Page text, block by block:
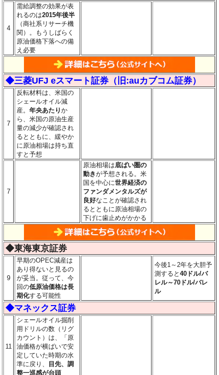
4
需給調整の効果が表
れるのは2015年後半
（商社系リサーチ機
関）。もうしばらく
原油価格下落への備
え必要
◆三菱UFJ eスマート証券（旧:auカブコム証券）
7
反転材料は、米国の
シェールオイル減
産。年央あたりか
ら、米国の原油生産
量の減少が確認され
るとともに、緩やか
に原油相場は持ち直
すと予想
7
原油相場は底ばい圏の
動きが予想される。米
国を中心に世界経済の
ファンダメンタルズが
良好なことが確認され
るとともに原油相場の
下げに歯止めがかかる
◆東海東京証券
9
早期のOPEC減産は
あり得ないと見るの
が妥当。従って、今
回の低原油価格は長
期化する可能性
今後1～2年を大胆予
測すると40ドル/バ
レル～70ドル/バレ
ル
◆マネックス証券
11
シェールオイル掘削
用ドリルの数（リグ
カウント）は、「原
油価格が横ばいで安
定していた時期の水
準に戻り、
目先、調
整一巡感が台頭